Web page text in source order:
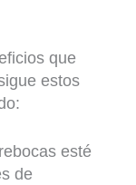
que
estos
esté
de